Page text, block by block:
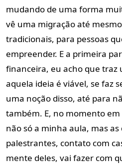
mudando de uma forma
vê uma migração até
tradicionais, para pessoas
empreender. E a primeira
financeira, eu acho que traz
aquela ideia é viável, se faz
uma noção disso, até para
também. E, no momento em
não só a minha aula, mas
palestrantes, contato com
mente deles, vai fazer com